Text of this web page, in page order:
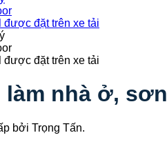
làm nhà ở,
bởi Trọng Tấn.